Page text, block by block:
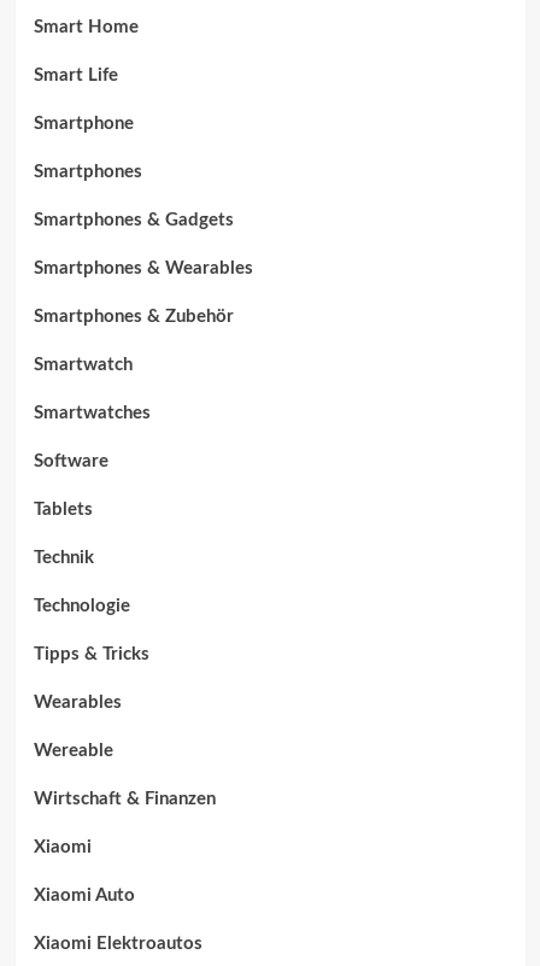
Smart Home
Smart Life
Smartphone
Smartphones
Smartphones & Gadgets
Smartphones & Wearables
Smartphones & Zubehör
Smartwatch
Smartwatches
Software
Tablets
Technik
Technologie
Tipps & Tricks
Wearables
Wereable
Wirtschaft & Finanzen
Xiaomi
Xiaomi Auto
Xiaomi Elektroautos